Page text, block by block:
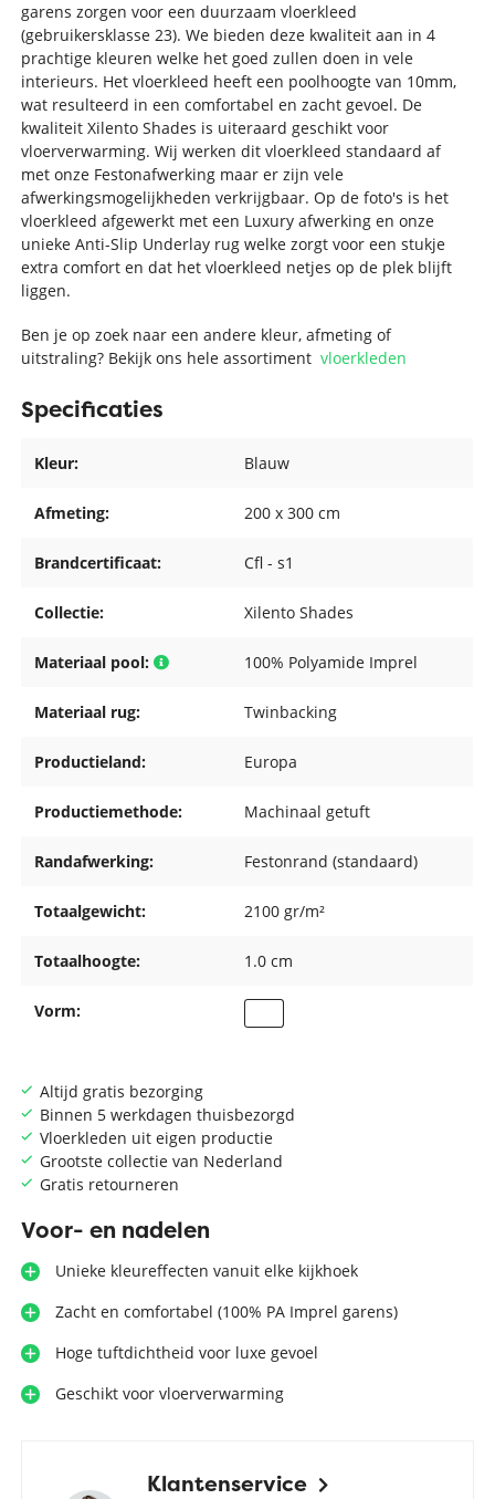
Altijd gratis bezorging
Binnen 5 werkdagen thuisbezorgd
Vloerkleden uit eigen productie
Grootste collectie van Nederland
Gratis retourneren
Voor- en nadelen
Unieke kleureffecten vanuit elke kijkhoek
Zacht en comfortabel (100% PA Imprel garens)
Hoge tuftdichtheid voor luxe gevoel
Geschikt voor vloerverwarming
Klantenservice
garens zorgen voor een duurzaam vloerkleed
(gebruikersklasse 23). We bieden deze kwaliteit aan in 4
prachtige kleuren welke het goed zullen doen in vele
interieurs. Het vloerkleed heeft een poolhoogte van 10mm,
wat resulteerd in een comfortabel en zacht gevoel. De
kwaliteit Xilento Shades is uiteraard geschikt voor
vloerverwarming. Wij werken dit vloerkleed standaard af
met onze Festonafwerking maar er zijn vele
afwerkingsmogelijkheden verkrijgbaar. Op de foto's is het
vloerkleed afgewerkt met een Luxury afwerking en onze
unieke Anti-Slip Underlay rug welke zorgt voor een stukje
extra comfort en dat het vloerkleed netjes op de plek blijft
liggen.
Ben je op zoek naar een andere kleur, afmeting of
uitstraling? Bekijk ons hele assortimentvloerkleden
Specificaties
Kleur: Blauw
Afmeting: 200 x 300 cm
Brandcertificaat: Cfl - s1
Collectie: Xilento Shades
Materiaal pool: 100% Polyamide Imprel
Materiaal rug: Twinbacking
Productieland: Europa
Productiemethode: Machinaal getuft
Randafwerking: Festonrand (standaard)
Totaalgewicht: 2100 gr/m²
Totaalhoogte: 1.0 cm
Vorm: